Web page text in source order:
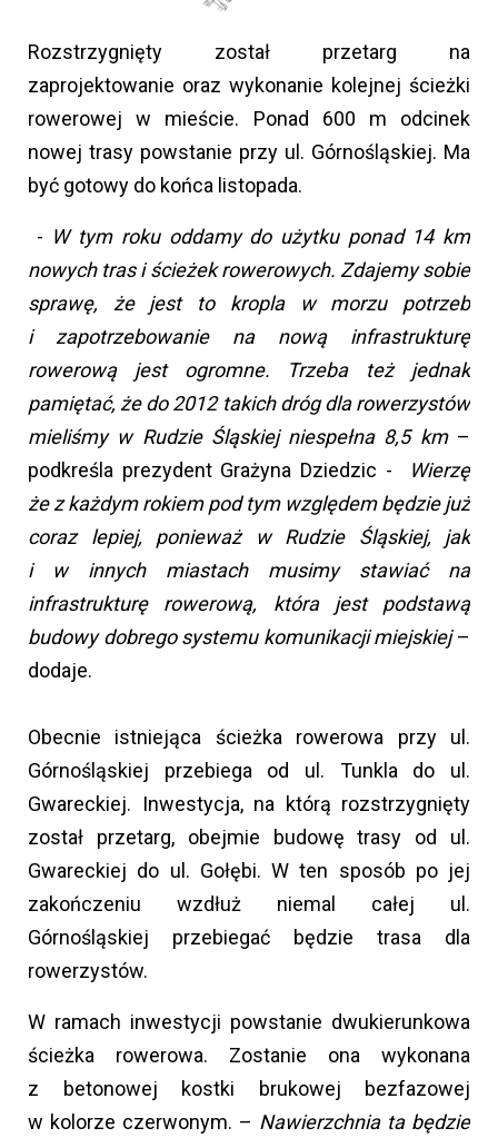
Rozstrzygnięty został przetarg na
zaprojektowanie oraz wykonanie kolejnej ścieżki
rowerowej w mieście. Ponad 600 m odcinek
nowej trasy powstanie przy ul. Górnośląskiej. Ma
być gotowy do końca listopada.
- W tym roku oddamy do użytku ponad 14 km
nowych tras i ścieżek rowerowych. Zdajemy sobie
sprawę, że jest to kropla w morzu potrzeb
i zapotrzebowanie na nową infrastrukturę
rowerową jest ogromne. Trzeba też jednak
pamiętać, że do 2012 takich dróg dla rowerzystów
mieliśmy w Rudzie Śląskiej niespełna 8,5 km–
podkreśla prezydent Grażyna Dziedzic -
Wierzę
że z każdym rokiem pod tym względem będzie już
coraz lepiej, ponieważ w Rudzie Śląskiej, jak
i w innych miastach musimy stawiać na
infrastrukturę rowerową, która jest podstawą
budowy dobrego systemu komunikacji miejskiej–
dodaje.
Obecnie istniejąca ścieżka rowerowa przy ul.
Górnośląskiej przebiega od ul. Tunkla do ul.
Gwareckiej. Inwestycja, na którą rozstrzygnięty
został przetarg, obejmie budowę trasy od ul.
Gwareckiej do ul. Gołębi. W ten sposób po jej
zakończeniu wzdłuż niemal całej ul.
Górnośląskiej przebiegać będzie trasa dla
rowerzystów.
W ramach inwestycji powstanie dwukierunkowa
ścieżka rowerowa. Zostanie ona wykonana
z betonowej kostki brukowej bezfazowej
w kolorze czerwonym. – Nawierzchnia ta będzie